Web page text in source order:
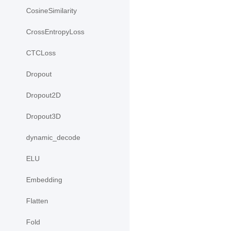
CosineSimilarity
CrossEntropyLoss
CTCLoss
Dropout
Dropout2D
Dropout3D
dynamic_decode
ELU
Embedding
Flatten
Fold